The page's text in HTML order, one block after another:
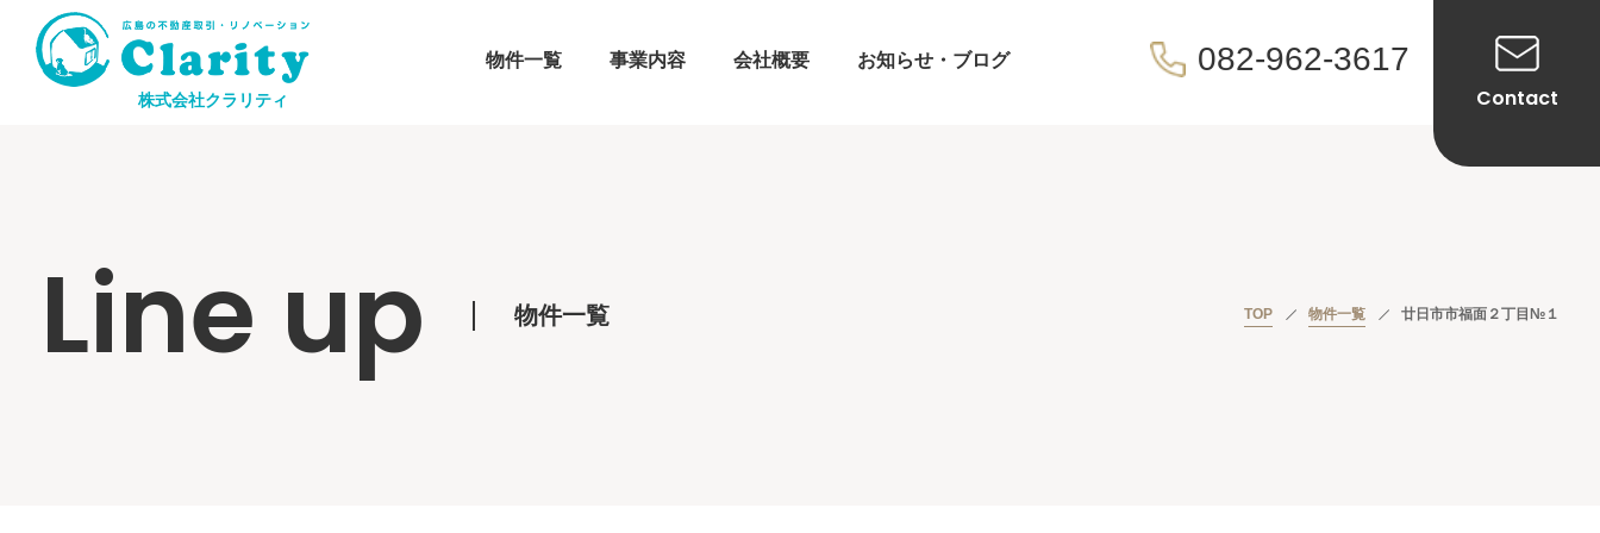
株式会社クラリティ
物件一覧 事業内容 会社概要 お知らせ・ブログ 082-962-3617
Contact
Line up 物件一覧 TOP 物件一覧 廿日市市福面２丁目№１